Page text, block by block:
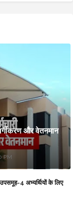
और वेतनमान
PM
4 अभ्यर्थियों के लिए